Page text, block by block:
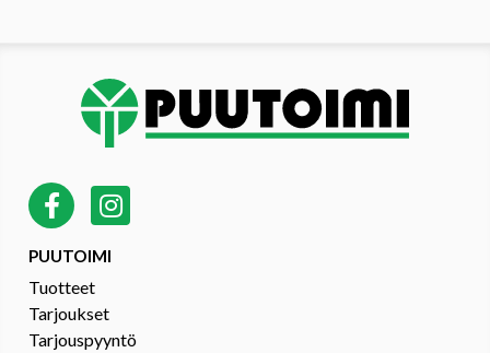
PUUTOIMI
Tuotteet
Tarjoukset
Tarjouspyyntö